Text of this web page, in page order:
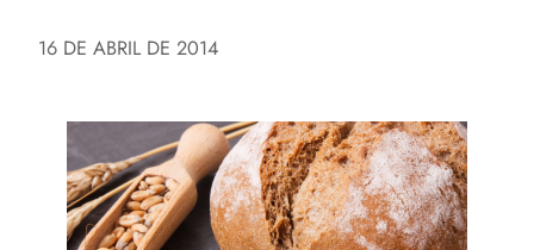
16 DE ABRIL DE 2014